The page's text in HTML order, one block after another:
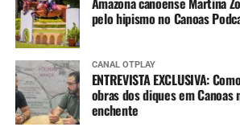
pelo hipismo no Canoas
CANAL OTPLAY
ENTREVISTA EXCLUSIVA:
obras dos diques em Canoas
enchente